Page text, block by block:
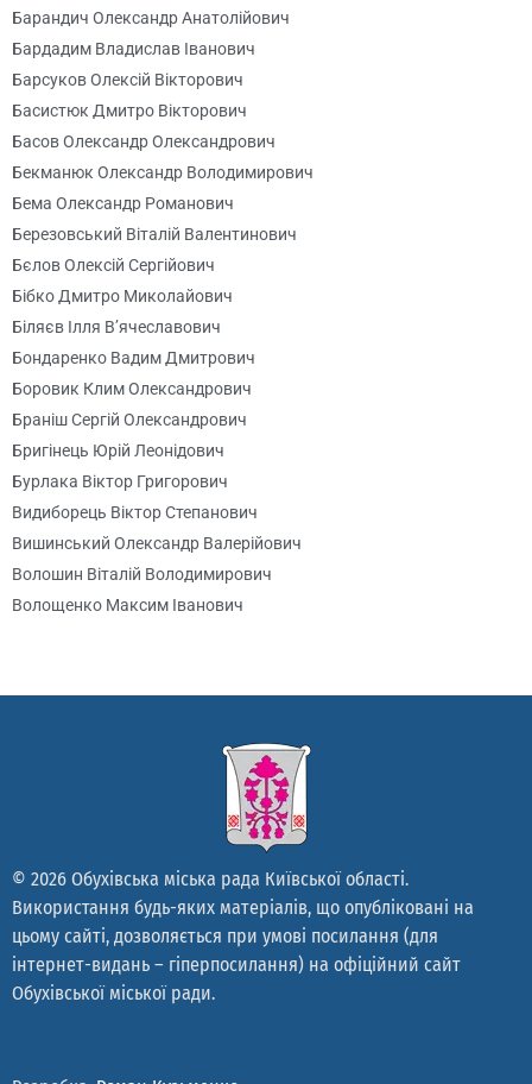
Барандич Олександр Анатолійович
Бардадим Владислав Іванович
Барсуков Олексій Вікторович
Басистюк Дмитро Вікторович
Басов Олександр Олександрович
Бекманюк Олександр Володимирович
Бема Олександр Романович
Березовський Віталій Валентинович
Бєлов Олексій Сергійович
Бібко Дмитро Миколайович
Біляєв Ілля В’ячеславович
Бондаренко Вадим Дмитрович
Боровик Клим Олександрович
Браніш Сергій Олександрович
Бригінець Юрій Леонідович
Бурлака Віктор Григорович
Видиборець Віктор Степанович
Вишинський Олександр Валерійович
Волошин Віталій Володимирович
Волощенко Максим Іванович
Галба Павло Володимирович
Гладирь Олександр Леонідович
Гноянченко Віталій Олександрович
Гончар Анатолій Васильович
Гончарук Борис Миколайович
Горбаха Юрій Володимирович
Гордієнко Олександр Михайлович
© 2026 Обухівська міська рада Київської області.
Використання будь-яких матеріалів, що опубліковані на
цьому сайті, дозволяється при умові посилання (для
інтернет-видань – гіперпосилання) на офіційний сайт
Обухівської міської ради.